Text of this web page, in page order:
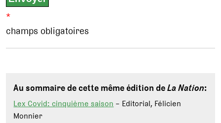
*
champs obligatoires
Au sommaire de cette même édition deLa Nation:
Lex Covid: cinquième saison– Editorial, Félicien
Monnier